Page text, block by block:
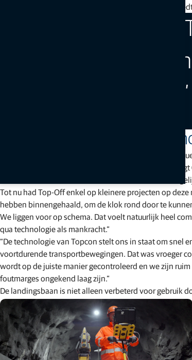
levensbelang kan zijn. Millimeter-GPS-technologie
“De technologie
nauwkeurig te
vroeger veel lastiger.”
Veel sneller werken en
"Topcon en Tof-off kunnen de uitdaging van de
“Er zijn continu vijf lasers opgesteld op het project,”
selecteren. Eén laser kan meerdere freesmachines
Tot nu had Top-Off enkel op kleinere projecten op
hebben binnengehaald, om de klok rond door te
We liggen voor op schema. Dat voelt natuurlijk heel
qua technologie als mankracht.”
“De technologie van Topcon stelt ons in staat om snel
voortdurende transportbewegingen. Dat was vroeger
wordt op de juiste manier gecontroleerd en we zijn
foutmarges ongekend laag zijn.”
De landingsbaan is niet alleen verbeterd voor gebruik
de landingsbaan ook nog eens met 15 jaar.
Artikelen